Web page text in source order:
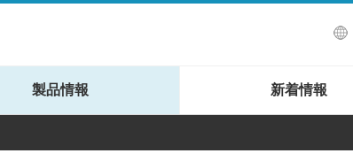
製品情報 新着情報